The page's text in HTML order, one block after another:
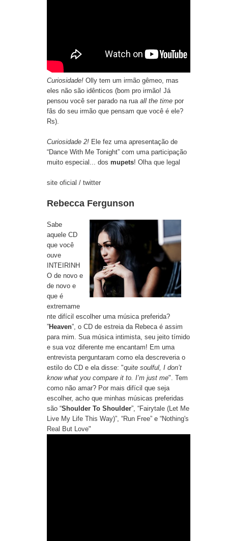
Curiosidade! Olly tem um irmão gêmeo, mas
eles não são idênticos (bom pro irmão! Já
pensou você ser parado na rua all the time por
fãs do seu irmão que pensam que você é ele?
Rs).
Curiosidade 2! Ele fez uma apresentação de
“Dance With Me Tonight” com uma participação
muito especial... dos mupets! Olha que legal
site oficial / twitter
Rebecca Fergunson
Sabe
aquele CD
que você
ouve
INTEIRINH
O de novo e
de novo e
que é
extremame
nte difícil escolher uma música preferida?
”Heaven”, o CD de estreia da Rebeca é assim
para mim. Sua música intimista, seu jeito tímido
e sua voz diferente me encantam! Em uma
entrevista perguntaram como ela descreveria o
estilo do CD e ela disse: "quite soulful, I don’t
know what you compare it to. I’m just me". Tem
como não amar? Por mais difícil que seja
escolher, acho que minhas músicas preferidas
são “Shoulder To Shoulder”, “Fairytale (Let Me
Live My Life This Way)”, “Run Free” e “Nothing's
Real But Love"